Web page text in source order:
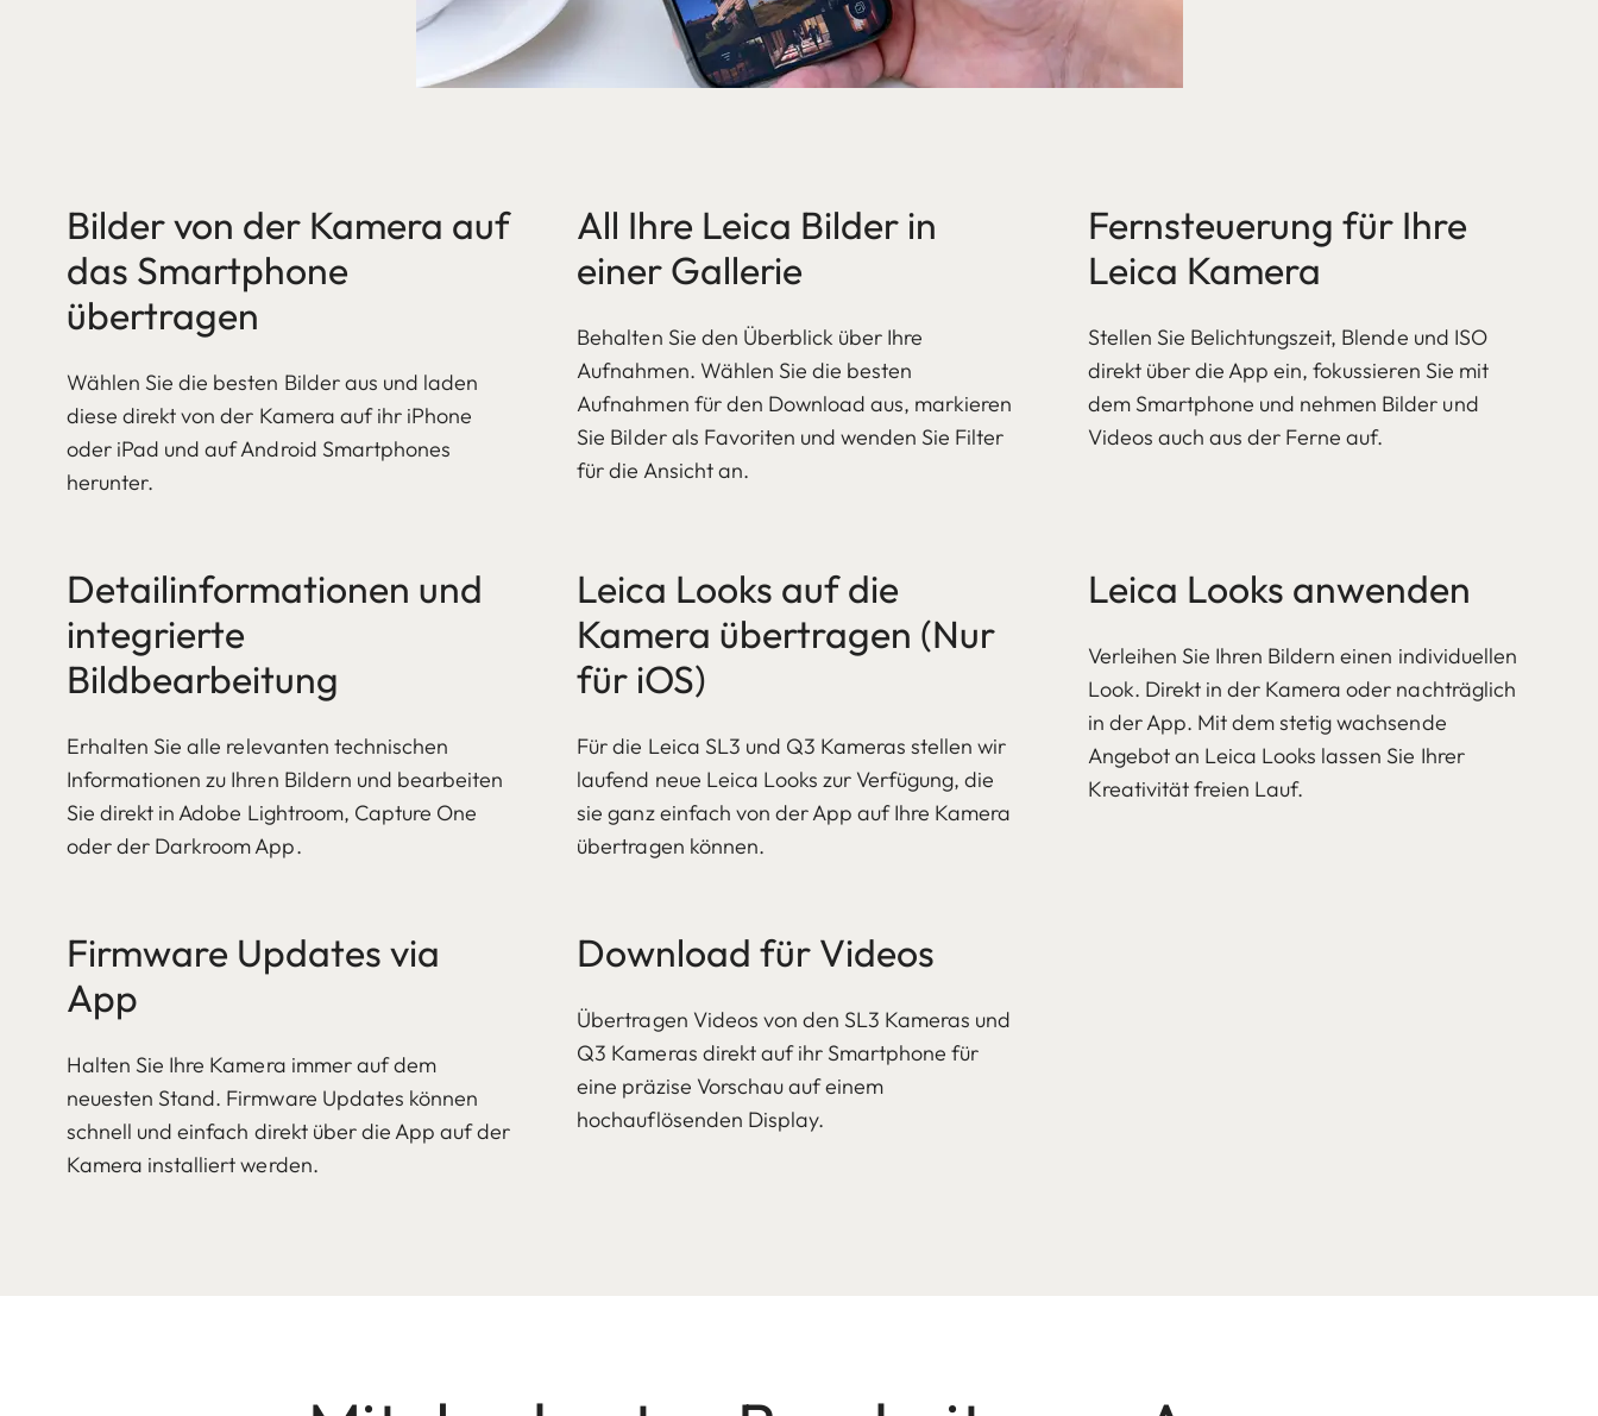
Bilder von der Kamera auf
das Smartphone
übertragen
Wählen Sie die besten Bilder aus und laden
diese direkt von der Kamera auf ihr iPhone
oder iPad und auf Android Smartphones
herunter.
All Ihre Leica Bilder in
einer Gallerie
Behalten Sie den Überblick über Ihre
Aufnahmen. Wählen Sie die besten
Aufnahmen für den Download aus, markieren
Sie Bilder als Favoriten und wenden Sie Filter
für die Ansicht an.
Fernsteuerung für Ihre
Leica Kamera
Stellen Sie Belichtungszeit, Blende und ISO
direkt über die App ein, fokussieren Sie mit
dem Smartphone und nehmen Bilder und
Videos auch aus der Ferne auf.
Detailinformationen und
integrierte
Bildbearbeitung
Erhalten Sie alle relevanten technischen
Informationen zu Ihren Bildern und bearbeiten
Sie direkt in Adobe Lightroom, Capture One
oder der Darkroom App.
Leica Looks auf die
Kamera übertragen (Nur
für iOS)
Für die Leica SL3 und Q3 Kameras stellen wir
laufend neue Leica Looks zur Verfügung, die
sie ganz einfach von der App auf Ihre Kamera
übertragen können.
Leica Looks anwenden
Verleihen Sie Ihren Bildern einen individuellen
Look. Direkt in der Kamera oder nachträglich
in der App. Mit dem stetig wachsende
Angebot an Leica Looks lassen Sie Ihrer
Kreativität freien Lauf.
Firmware Updates via
App
Halten Sie Ihre Kamera immer auf dem
neuesten Stand. Firmware Updates können
schnell und einfach direkt über die App auf der
Kamera installiert werden.
Download für Videos
Übertragen Videos von den SL3 Kameras und
Q3 Kameras direkt auf ihr Smartphone für
eine präzise Vorschau auf einem
hochauflösenden Display.